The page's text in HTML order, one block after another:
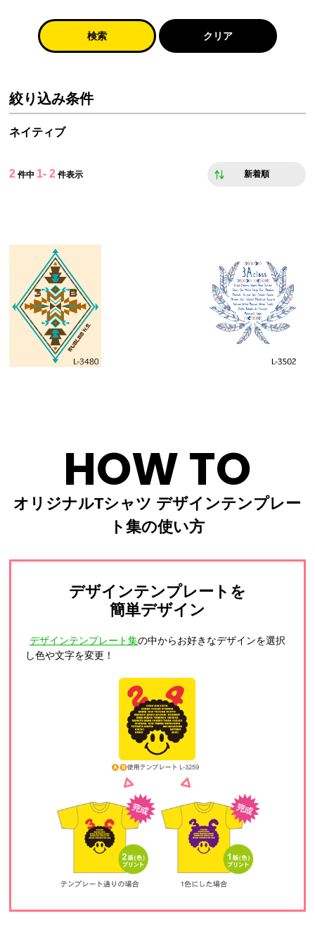
検索 クリア
絞り込み条件
ネイティブ
2 件中 1- 2 件表示 新着順
HOW TO
オリジナルTシャツ デザインテンプレー
ト集の使い方
デザインテンプレートを
簡単デザイン
デザインテンプレート集の中からお好きなデザインを選択
し色や文字を変更！